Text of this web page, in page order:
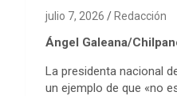
julio 7, 2026 Redacción
Ángel Galeana/
La presidenta nacional
un ejemplo de que «no